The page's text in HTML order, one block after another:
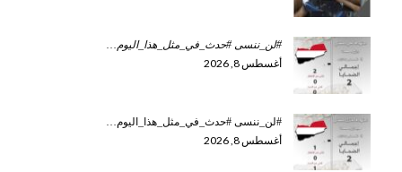
#لن_ننسى #حدث_في_مثل_هذا_اليوم…
أغسطس 8, 2026
#لن_ننسى #حدث_في_مثل_هذا_اليوم…
أغسطس 8, 2026